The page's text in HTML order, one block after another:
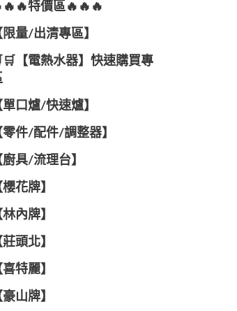
特價區🔥🔥🔥
限量/出清專區】
【電熱水器】快速購買專
單口爐/快速爐】
零件/配件/調整器】
廚具/流理台】
櫻花牌】
林內牌】
莊頭北】
喜特麗】
豪山牌】